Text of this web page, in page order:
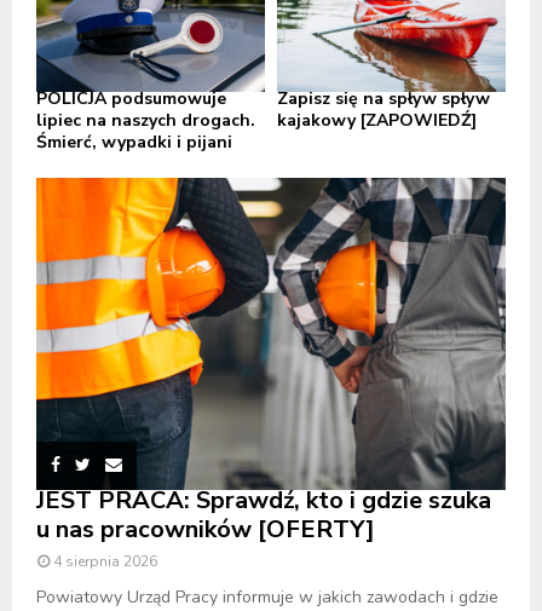
POLICJA podsumowuje
lipiec na naszych drogach.
Śmierć, wypadki i pijani
Zapisz się na spływ spływ
kajakowy [ZAPOWIEDŹ]
JEST PRACA: Sprawdź, kto i gdzie szuka
u nas pracowników [OFERTY]
4 sierpnia 2026
Powiatowy Urząd Pracy informuje w jakich zawodach i gdzie